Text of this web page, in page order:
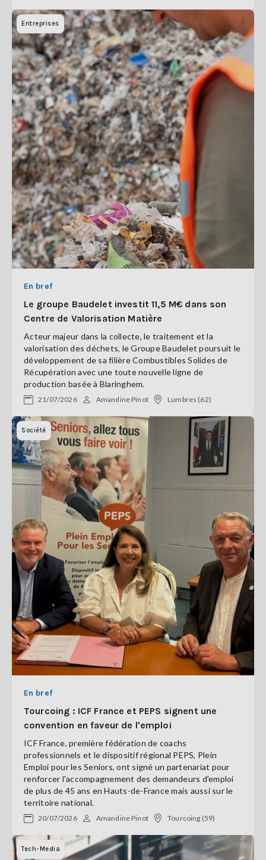
Entreprises
En bref
Le groupe Baudelet investit 11,5 M€ dans son
Centre de Valorisation Matière
Acteur majeur dans la collecte, le traitement et la
valorisation des déchets, le Groupe Baudelet poursuit le
développement de sa filière Combustibles Solides de
Récupération avec une toute nouvelle ligne de
production basée à Blaringhem.
21/07/2026 Amandine Pinot Lumbres (62)
Société
En bref
Tourcoing : ICF France et PEPS signent une
convention en faveur de l'emploi
ICF France, première fédération de coachs
professionnels et le dispositif régional PEPS, Plein
Emploi pour les Seniors, ont signé un partenariat pour
renforcer l'accompagnement des demandeurs d'emploi
de plus de 45 ans en Hauts-de-France mais aussi sur le
territoire national.
20/07/2026 Amandine Pinot Tourcoing (59)
Tech-Media